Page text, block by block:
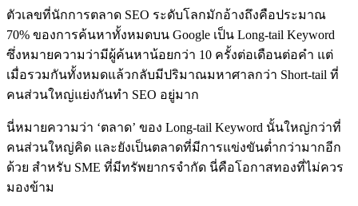
ตัวเลขที่นักการตลาด SEO ระดับโลกมักอ้างถึงคือประมาณ
70% ของการค้นหาทั้งหมดบน Google เป็น Long-tail Keyword
ซึ่งหมายความว่ามีผู้ค้นหาน้อยกว่า 10 ครั้งต่อเดือนต่อคำ แต่
เมื่อรวมกันทั้งหมดแล้วกลับมีปริมาณมหาศาลกว่า Short-tail ที่
คนส่วนใหญ่แย่งกันทำ SEO อยู่มาก
นี่หมายความว่า ‘ตลาด’ ของ Long-tail Keyword นั้นใหญ่กว่าที่
คนส่วนใหญ่คิด และยังเป็นตลาดที่มีการแข่งขันต่ำกว่ามากอีก
ด้วย สำหรับ SME ที่มีทรัพยากรจำกัด นี่คือโอกาสทองที่ไม่ควร
มองข้าม